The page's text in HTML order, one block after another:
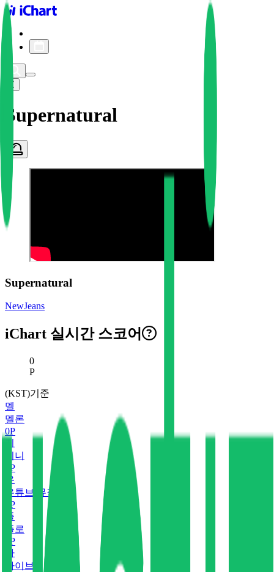
iChart logo
Supernatural
Supernatural
NewJeans
iChart 실시간 스코어
현재 스코어
0
P
(KST)기준
멜
멜론
0P
지니
P
유
유튜브 뮤직
P
플
플로
P
바
바이브